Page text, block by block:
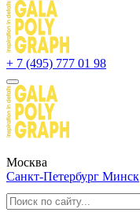
+ 7 (495) 777 01 98
Москва
Санкт-Петербург Минск